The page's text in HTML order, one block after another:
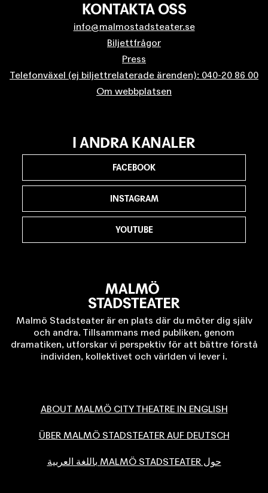
KONTAKTA OSS
info@malmostadsteater.se
Biljettfrågor
Press
Telefonväxel (ej biljettrelaterade ärenden): 040-20 86 00
Om webbplatsen
Malmö Stadsteater är en plats där du möter dig själv
och andra. Tillsammans med publiken, genom
dramatiken, utforskar vi perspektiv för att bättre förstå
individen, kollektivet och världen vi lever i.
ABOUT MALMÖ CITY THEATRE IN ENGLISH
ÜBER MALMÖ STADSTEATER AUF DEUTSCH
حول MALMÖ STADSTEATER باللغة العربية
I ANDRA KANALER
FACEBOOK
INSTAGRAM
YOUTUBE